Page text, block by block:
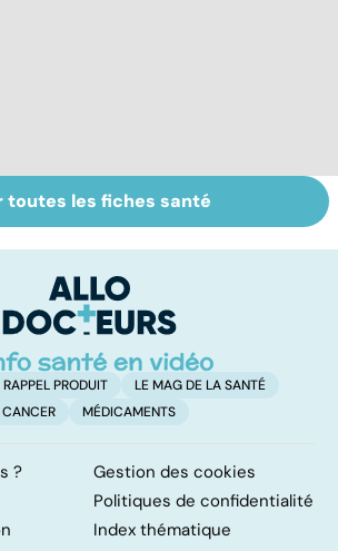
:
Les féculents, un
carburant
pour l'organisme
toutes les fiches santé
RAPPEL PRODUIT
LE MAG DE LA SANTÉ
CANCER
MÉDICAMENTS
?
Gestion des cookies
Politiques de confidentialité
Index thématique